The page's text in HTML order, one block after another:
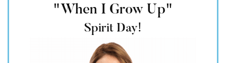
"When I Grow Up"
Spirit Day!